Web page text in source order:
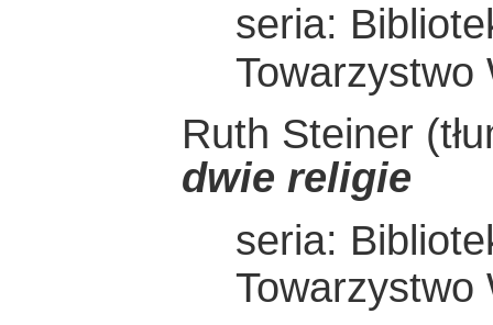
seria:
Towarzystwo
Ruth Steiner
dwie religie
seria:
Towarzystwo